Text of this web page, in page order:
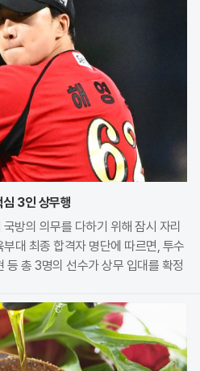
3인 상무행
방의 의무를 다하기 위해 잠시 자리
대 최종 합격자 명단에 따르면, 투수
등 총 3명의 선수가 상무 입대를 확정